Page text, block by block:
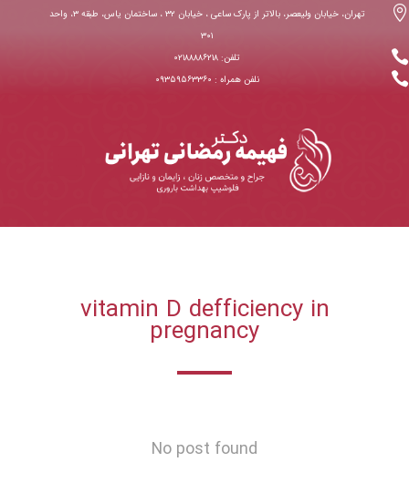

تهران، خیابان ولیعصر، بالاتر از پارک ساعی ، خیابان ۳۲ ، ساختمان یاس، طبقه ۳، واحد
۳۰۱
 تلفن: ۰۲۱۸۸۸۸۶۲۱۸
 نلفن همراه : ۰۹۳۵۹۵۶۳۳۶۰
vitamin D defficiency in
pregnancy
No post found